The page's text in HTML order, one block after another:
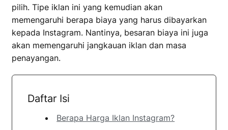
pilih. Tipe iklan ini yang kemudian akan
memengaruhi berapa biaya yang harus dibayarkan
kepada Instagram. Nantinya, besaran biaya ini juga
akan memengaruhi jangkauan iklan dan masa
penayangan.
Daftar Isi
Berapa Harga Iklan Instagram?